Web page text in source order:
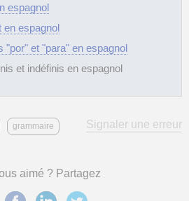
espagnol
en espagnol
"por" et "para" en espagnol
et indéfinis en espagnol
grammaire Signaler une erreur
aimé ? Partagez